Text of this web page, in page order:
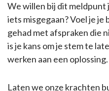
We willen bij dit meldpunt
iets misgegaan? Voel je je
gehad met afspraken die
is je kans om je stem te
werken aan een oplossing.
Laten we onze krachten